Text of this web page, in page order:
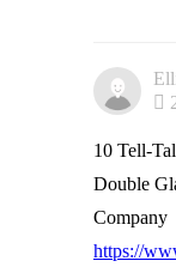
10 Tell-
Double
Company
https://